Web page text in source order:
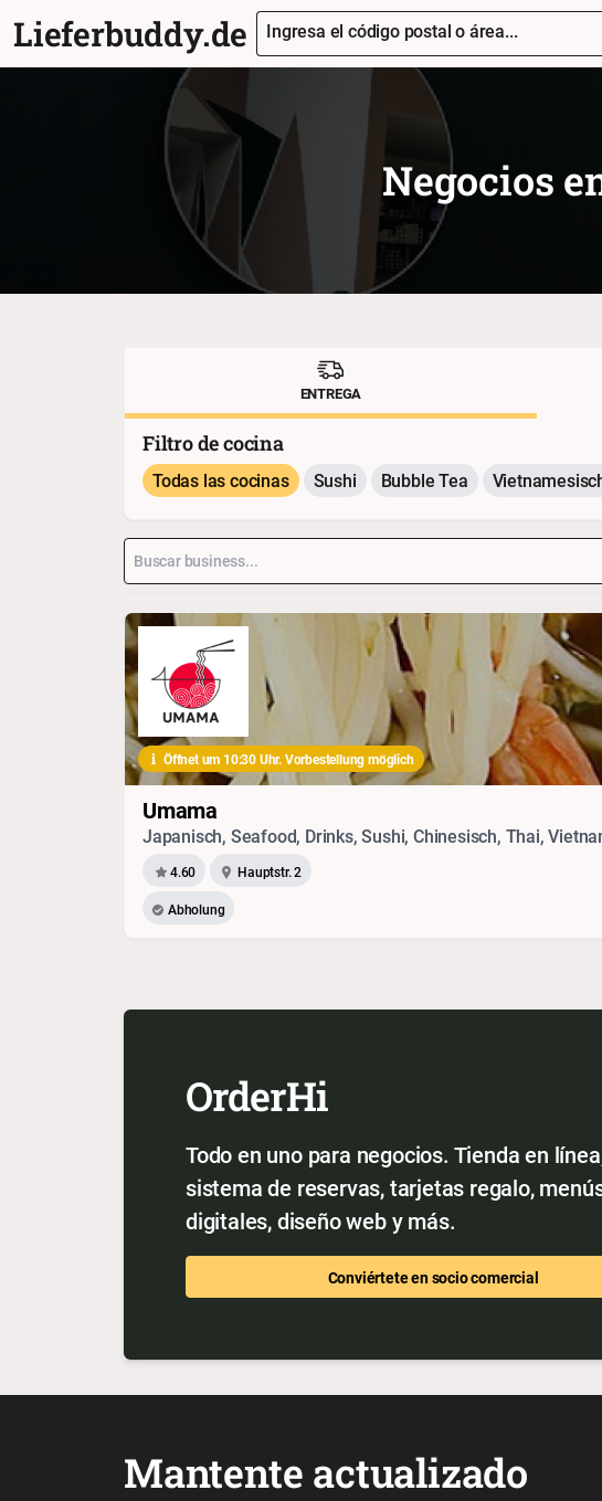
Lieferbuddy.de Ingresa el código postal o área...
Negocios
ENTREGA
Filtro de cocina
Todas las cocinas Sushi Bubble Tea
Öffnet um 10:30 Uhr. Vorbestellung möglich
Umama
4.60 Hauptstr. 2
Abholung
OrderHi
Todo en uno para negocios. Tienda en
sistema de reservas, tarjetas regalo,
digitales, diseño web y más.
Conviértete en socio comercial
Mantente actualizado